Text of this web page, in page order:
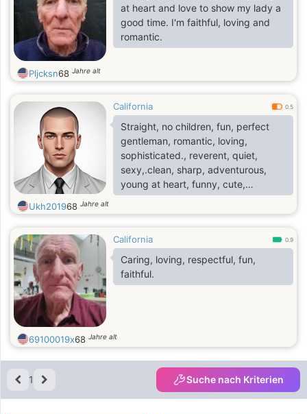
at heart and love to show my lady a
good time. I'm faithful, loving and
romantic.
Pljcksn68 Jahre alt
California 0.5
Straight, no children, fun, perfect
gentleman, romantic, loving,
sophisticated., reverent, quiet,
sexy,.clean, sharp, adventurous,
young at heart, funny, cute,
handsome, dapper, affectionate,
respectful, personally responsible,
Ukh201968 Jahre alt
California 0.9
Caring, loving, respectful, fun,
faithful.
69100019x68 Jahre alt
1 Suche nach Kriterien